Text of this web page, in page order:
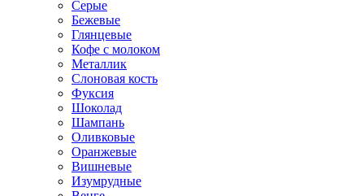
Серые
Бежевые
Глянцевые
Кофе с молоком
Металлик
Слоновая кость
Фуксия
Шоколад
Шампань
Оливковые
Оранжевые
Вишневые
Изумрудные